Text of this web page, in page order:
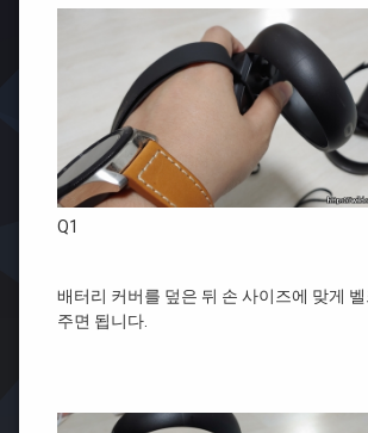
Q1
배터리 커버를 덮은 뒤 손 사이즈에 맞게
주면 됩니다.